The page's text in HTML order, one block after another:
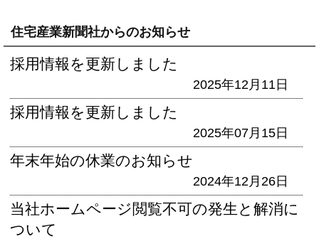
住宅産業新聞社からのお知らせ
採用情報を更新しました
2025年12月11日
採用情報を更新しました
2025年07月15日
年末年始の休業のお知らせ
2024年12月26日
当社ホームページ閲覧不可の発生と解消に
ついて